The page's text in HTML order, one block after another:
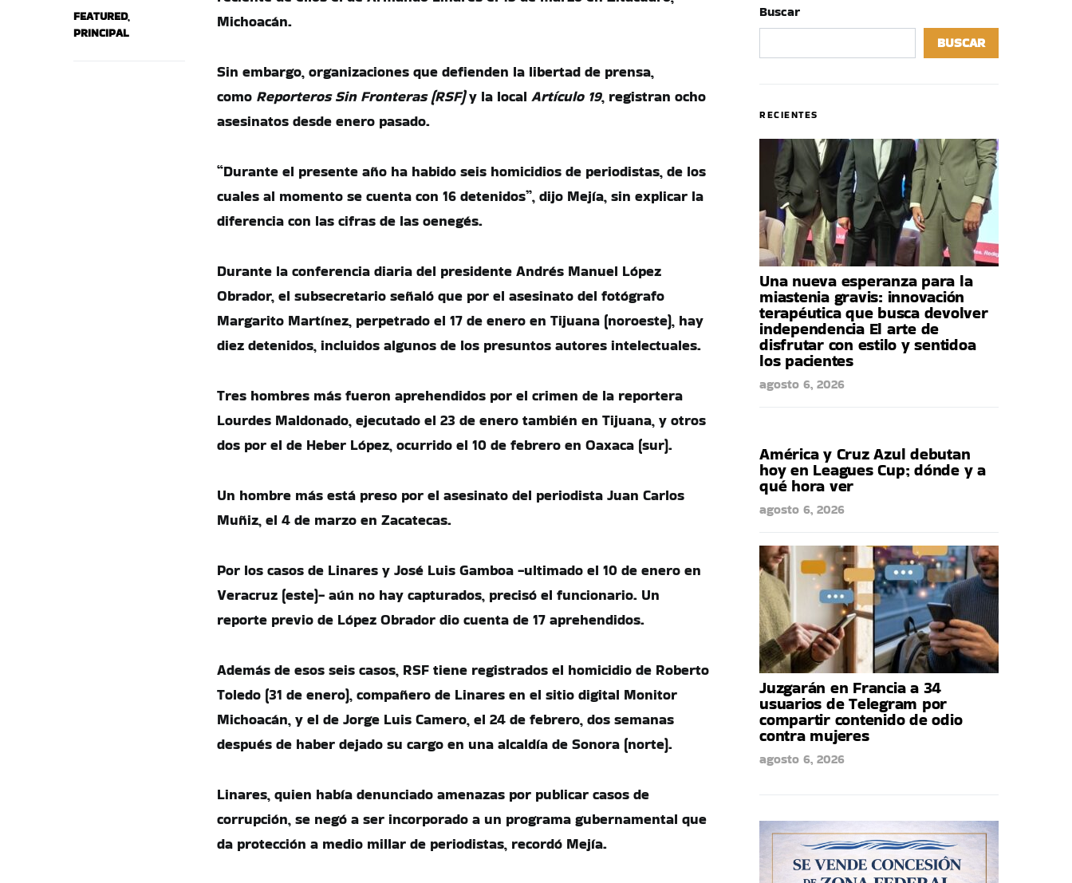
FEATURED,
PRINCIPAL
Michoacán.
Sin embargo, organizaciones que defienden la libertad de prensa,
como Reporteros Sin Fronteras (RSF)y la local Artículo 19, registran ocho
asesinatos desde enero pasado.
“Durante el presente año ha habido seis homicidios de periodistas, de los
cuales al momento se cuenta con 16 detenidos”, dijo Mejía, sin explicar la
diferencia con las cifras de las oenegés.
Durante la conferencia diaria del presidente Andrés Manuel López
Obrador, el subsecretario señaló que por el asesinato del fotógrafo
Margarito Martínez, perpetrado el 17 de enero en Tijuana (noroeste), hay
diez detenidos, incluidos algunos de los presuntos autores intelectuales.
Tres hombres más fueron aprehendidos por el crimen de la reportera
Lourdes Maldonado, ejecutado el 23 de enero también en Tijuana, y otros
dos por el de Heber López, ocurrido el 10 de febrero en Oaxaca (sur).
Un hombre más está preso por el asesinato del periodista Juan Carlos
Muñiz, el 4 de marzo en Zacatecas.
Por los casos de Linares y José Luis Gamboa -ultimado el 10 de enero en
Veracruz (este)- aún no hay capturados, precisó el funcionario. Un
reporte previo de López Obrador dio cuenta de 17 aprehendidos.
Además de esos seis casos, RSF tiene registrados el homicidio de Roberto
Toledo (31 de enero), compañero de Linares en el sitio digital Monitor
Michoacán, y el de Jorge Luis Camero, el 24 de febrero, dos semanas
después de haber dejado su cargo en una alcaldía de Sonora (norte).
Linares, quien había denunciado amenazas por publicar casos de
corrupción, se negó a ser incorporado a un programa gubernamental que
da protección a medio millar de periodistas, recordó Mejía.
Buscar
BUSCAR
RECIENTES
Una nueva esperanza para la
miastenia gravis: innovación
terapéutica que busca devolver
independencia El arte de
disfrutar con estilo y sentidoa
los pacientes
agosto 6, 2026
América y Cruz Azul debutan
hoy en Leagues Cup; dónde y a
qué hora ver
agosto 6, 2026
Juzgarán en Francia a 34
usuarios de Telegram por
compartir contenido de odio
contra mujeres
agosto 6, 2026